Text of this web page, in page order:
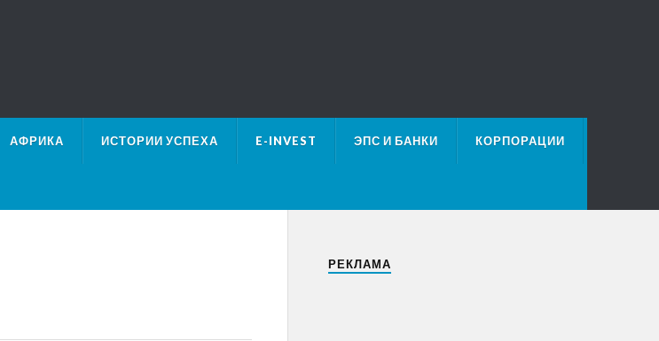
АФРИКА ИСТОРИИ УСПЕХА E-INVEST ЭПС И БАНКИ КОРПОРАЦИИ
РЕКЛАМА